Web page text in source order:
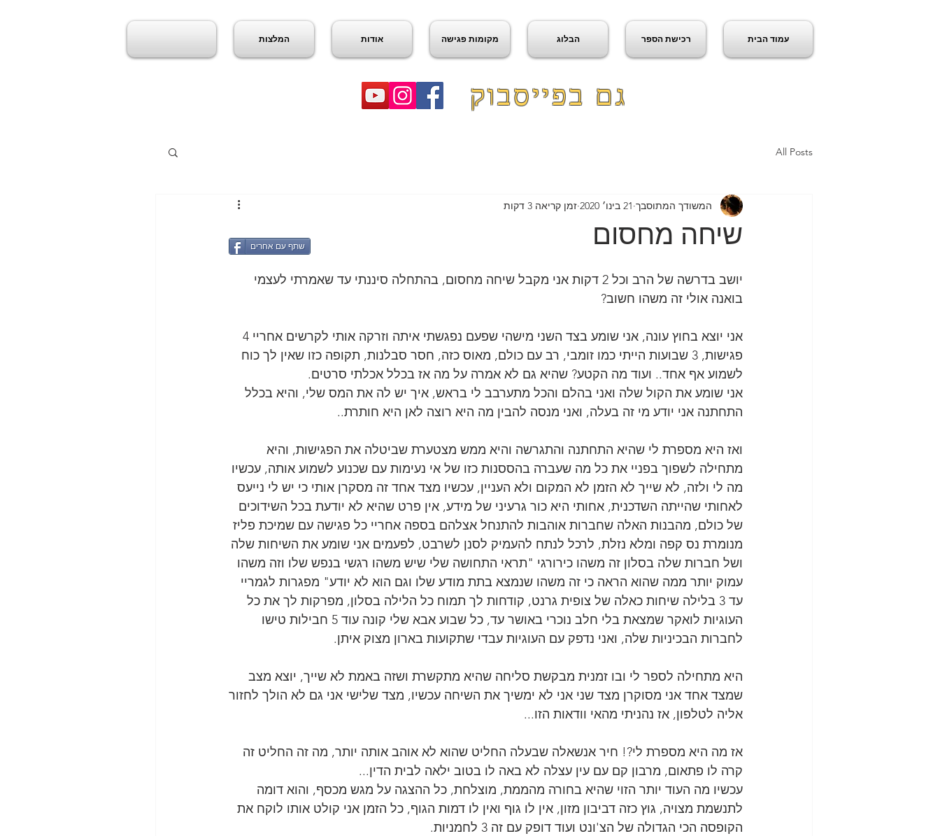
עמוד הבית רכישת הספר הבלוג מקומות פגישה אודות המלצות
גם בפייסבוק
All Posts
שיחה מחסום
המשודך המתוסבך 21 בינו׳ 2020 זמן קריאה 3 דקות
יושב בדרשה של הרב וכל 2 דקות אני מקבל שיחה מחסום, בהתחלה סיננתי עד שאמרתי לעצמי
בואנה אולי זה משהו חשוב?
פגישות, 3 שבועות הייתי כמו זומבי, רב עם כולם, מאוס כזה, חסר סבלנות, תקופה כזו שאין לך כוח
לשמוע אף אחד.. ועוד מה הקטע? שהיא גם לא אמרה על מה אז בכלל אכלתי סרטים.
אני שומע את הקול שלה ואני בהלם והכל מתערבב לי בראש, איך יש לה את המס שלי, והיא בכלל
התחתנה אני יודע מי זה בעלה, ואני מנסה להבין מה היא רוצה לאן היא חותרת..
ואז היא מספרת לי שהיא התחתנה והתגרשה והיא ממש מצטערת שביטלה את הפגישות, והיא
מתחילה לשפוך בפניי את כל מה שעברה בהססנות כזו של אי נעימות עם שכנוע לשמוע אותה, עכשיו
מה לי ולזה, לא שייך לא הזמן לא המקום ולא העניין, עכשיו מצד אחד זה מסקרן אותי כי יש לי נייעס
לאחותי שהייתה השדכנית, אחותי היא כור גרעיני של מידע, אין פרט שהיא לא יודעת בכל השידוכים
של כולם, מהבנות האלה שחברות אוהבות להתנחל אצלהם בספה אחריי כל פגישה עם שמיכת פליז
מנומרת נס קפה ומלא נזלת, לרכל לנתח להעמיק לסנן לשרבט, לפעמים אני שומע את השיחות שלה
ושל חברות שלה בסלון זה משהו כירורגי "תראי התחושה שלי שיש משהו רגשי בנפש שלו וזה משהו
עמוק יותר ממה שהוא הראה כי זה משהו שנמצא בתת מודע שלו וגם הוא לא יודע" מפגרות לגמריי
עד 3 בלילה שיחות כאלה של צופית גרנט, קודחות לך תמוח כל הלילה בסלון, מפרקות לך את כל
העוגיות לואקר שמצאת בלי חלב נוכרי באושר עד, כל שבוע אבא שלי קונה עוד 5 חבילות טישו
לחברות הבכיניות שלה, ואני נדפק עם העוגיות עבדי שתקועות בארון מצוק איתן.
היא מתחילה לספר לי ובו זמנית מבקשת סליחה שהיא מתקשרת ושזה באמת לא שייך, יוצא מצב
שמצד אחד אני מסוקרן מצד שני אני לא ימשיך את השיחה עכשיו, מצד שלישי אני גם לא הולך לחזור
אליה לטלפון, אז נהניתי מהאי וודאות הזו...
אז מה היא מספרת לי?! חיר אנשאלה שבעלה החליט שהוא לא אוהב אותה יותר, מה זה החליט זה
קרה לו פתאום, מרבון קם עם עין עצלה לא באה לו בטוב ילאה לבית הדין...
עכשיו מה העוד יותר הזוי שהיא בחורה מהממת, מוצלחת, כל ההצגה על מגש מכסף, והוא דומה
לתנשמת מצויה, גוץ כזה דביבון מזון, אין לו גוף ואין לו דמות הגוף, כל הזמן אני קולט אותו לוקח את
הקופסה הכי הגדולה של הצ'ונט ועוד דופק עם זה 3 לחמניות.
שתף עם אחרים